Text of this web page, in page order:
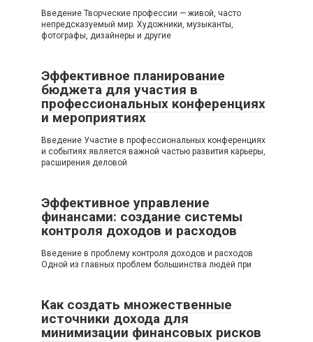
Введение Творческие профессии — живой, часто
непредсказуемый мир. Художники, музыканты,
фотографы, дизайнеры и другие
Эффективное планирование
бюджета для участия в
профессиональных конференциях
и мероприятиях
Введение Участие в профессиональных конференциях
и событиях является важной частью развития карьеры,
расширения деловой
Эффективное управление
финансами: создание системы
контроля доходов и расходов
Введение в проблему контроля доходов и расходов
Одной из главных проблем большинства людей при
Как создать множественные
источники дохода для
минимизации финансовых рисков